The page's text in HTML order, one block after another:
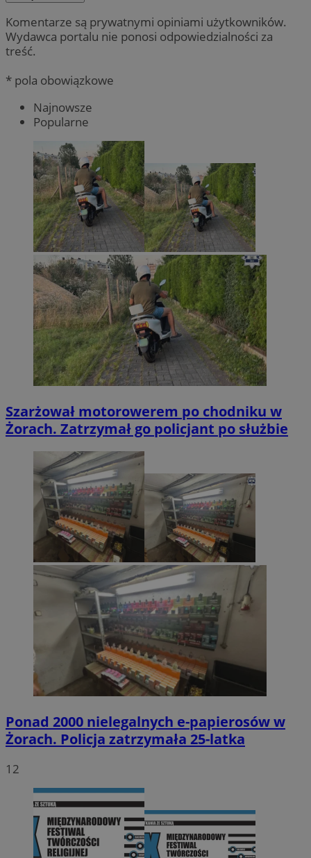
Komentarze są prywatnymi opiniami użytkowników.
Wydawca portalu nie ponosi odpowiedzialności za
treść.
* pola obowiązkowe
Najnowsze
Popularne
Szarżował motorowerem po chodniku w
Żorach. Zatrzymał go policjant po służbie
Ponad 2000 nielegalnych e-papierosów w
Żorach. Policja zatrzymała 25-latka
12